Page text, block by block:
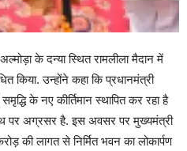
के दन्या स्थित रामलीला मैदान में
किया. उन्होंने कहा कि प्रधानमंत्री
के नए कीर्तिमान स्थापित कर रहा है
पर अग्रसर है. इस अवसर पर मुख्यमंत्री
की लागत से निर्मित भवन का लोकार्पण